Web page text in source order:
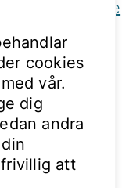
cookies
vår.
dig
andra
att
on the
Foodie